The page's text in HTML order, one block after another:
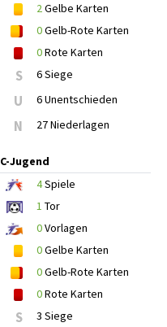
2Gelbe Karten
0Gelb-Rote Karten
0Rote Karten
S 6 Siege
U 6 Unentschieden
N 27 Niederlagen
C-Jugend
4Spiele
1 Tor
0Vorlagen
0Gelbe Karten
0Gelb-Rote Karten
0Rote Karten
S 3 Siege